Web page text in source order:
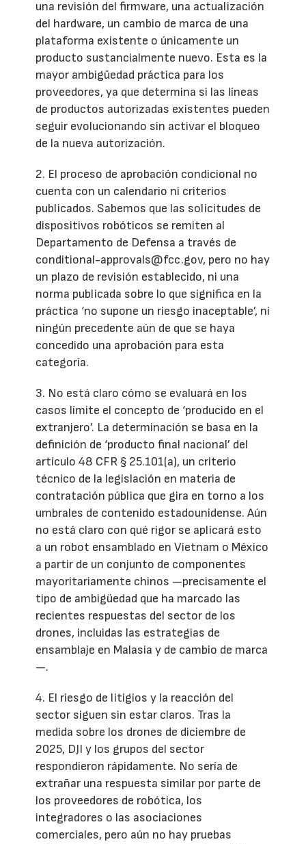
una revisión del firmware, una actualización
del hardware, un cambio de marca de una
plataforma existente o únicamente un
producto sustancialmente nuevo. Esta es la
mayor ambigüedad práctica para los
proveedores, ya que determina si las líneas
de productos autorizadas existentes pueden
seguir evolucionando sin activar el bloqueo
de la nueva autorización.
2. El proceso de aprobación condicional no
cuenta con un calendario ni criterios
publicados. Sabemos que las solicitudes de
dispositivos robóticos se remiten al
Departamento de Defensa a través de
conditional-approvals@fcc.gov, pero no hay
un plazo de revisión establecido, ni una
norma publicada sobre lo que significa en la
práctica ‘no supone un riesgo inaceptable’, ni
ningún precedente aún de que se haya
concedido una aprobación para esta
categoría.
3. No está claro cómo se evaluará en los
casos límite el concepto de ‘producido en el
extranjero’. La determinación se basa en la
definición de ‘producto final nacional’ del
artículo 48 CFR § 25.101(a), un criterio
técnico de la legislación en materia de
contratación pública que gira en torno a los
umbrales de contenido estadounidense. Aún
no está claro con qué rigor se aplicará esto
a un robot ensamblado en Vietnam o México
a partir de un conjunto de componentes
mayoritariamente chinos —precisamente el
tipo de ambigüedad que ha marcado las
recientes respuestas del sector de los
drones, incluidas las estrategias de
ensamblaje en Malasia y de cambio de marca
—.
4. El riesgo de litigios y la reacción del
sector siguen sin estar claros. Tras la
medida sobre los drones de diciembre de
2025, DJI y los grupos del sector
respondieron rápidamente. No sería de
extrañar una respuesta similar por parte de
los proveedores de robótica, los
integradores o las asociaciones
comerciales, pero aún no hay pruebas